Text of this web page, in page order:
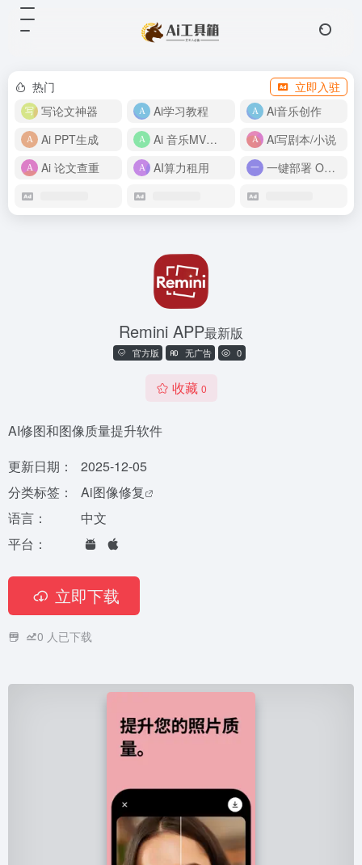
热门
立即入驻
写论文神器
Ai学习教程
Ai音乐创作
Ai PPT生成
Ai 音乐MV制作
Ai写剧本/小说
Ai 论文查重
AI算力租用 一键部署 OpenClaw
Remini APP最新版
官方版 无广告 0
收藏 0
AI修图和图像质量提升软件
更新日期：
2025-12-05
分类标签：
Ai图像修复
语言：
中文
平台：
立即下载
0 人已下载